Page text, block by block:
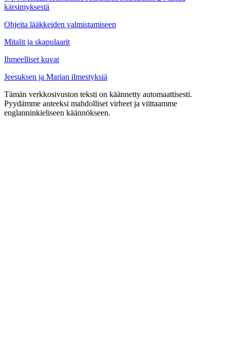
kärsimyksestä
Ohjeita lääkkeiden valmistamiseen
Mitalit ja skapulaarit
Ihmeelliset kuvat
Jeesuksen ja Marian ilmestyksiä
Tämän verkkosivuston teksti on käännetty automaattisesti.
Pyydämme anteeksi mahdolliset virheet ja viittaamme
englanninkieliseen käännökseen.